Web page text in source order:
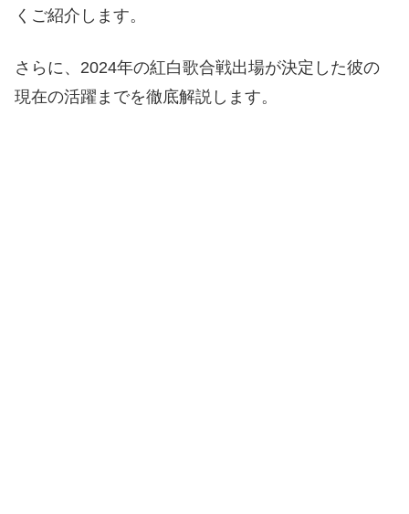
くご紹介します。
さらに、2024年の紅白歌合戦出場が決定した彼の
現在の活躍までを徹底解説します。